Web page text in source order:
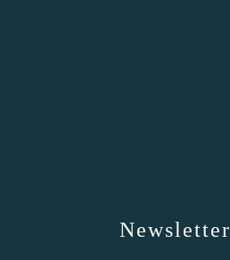
Newsletter